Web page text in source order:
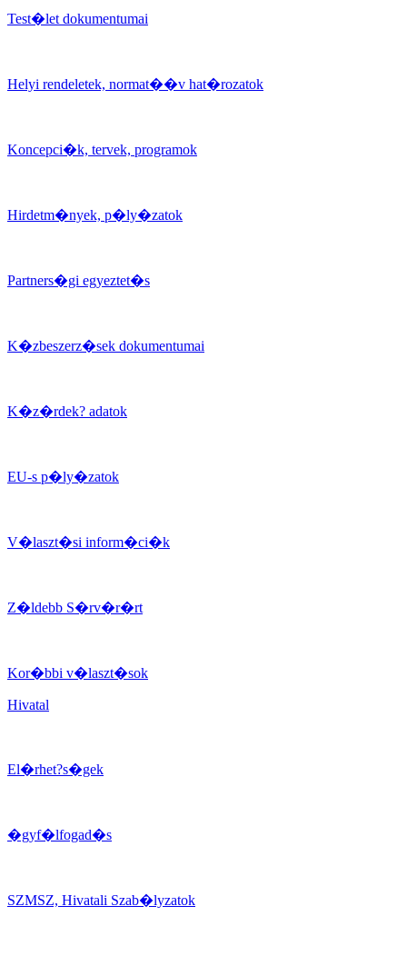
Test�let dokumentumai
Helyi rendeletek, normat��v hat�rozatok
Koncepci�k, tervek, programok
Hirdetm�nyek, p�ly�zatok
Partners�gi egyeztet�s
K�zbeszerz�sek dokumentumai
K�z�rdek? adatok
EU-s p�ly�zatok
V�laszt�si inform�ci�k
Z�ldebb S�rv�r�rt
Kor�bbi v�laszt�sok
Hivatal
El�rhet?s�gek
�gyf�lfogad�s
SZMSZ, Hivatali Szab�lyzatok